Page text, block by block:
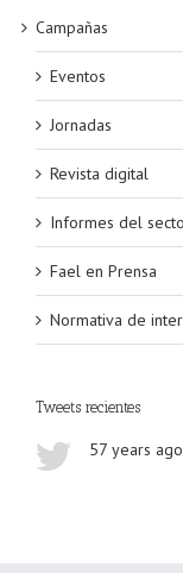
Campañas
Eventos
Jornadas
Revista digital
Informes del
Fael en Prensa
Normativa de
Tweets recientes
57 years ago